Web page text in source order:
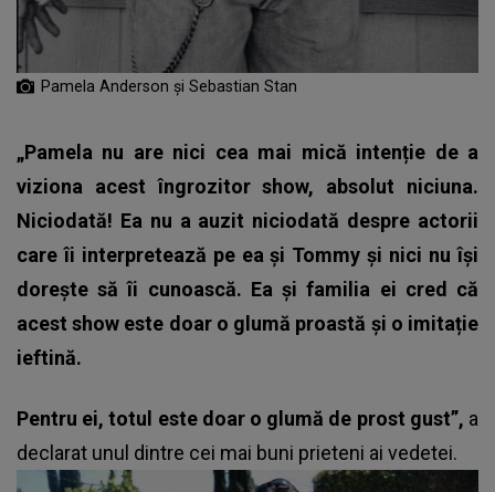
Pamela Anderson și Sebastian Stan
„Pamela nu are nici cea mai mică intenție de a
viziona acest îngrozitor show, absolut niciuna.
Niciodată! Ea nu a auzit niciodată despre actorii
care îi interpretează pe ea și Tommy și nici nu își
dorește să îi cunoască. Ea și familia ei cred că
acest show este doar o glumă proastă și o imitație
ieftină.
Pentru ei, totul este doar o glumă de prost gust”, a
declarat unul dintre cei mai buni prieteni ai vedetei.